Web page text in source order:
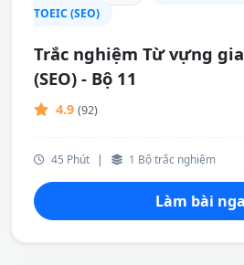
TOEIC (SEO)
Trắc nghiệm Từ vựng
(SEO) - Bộ 11
4.9 (92)
45 Phút | 1 Bộ trắc nghiệm
Làm bài